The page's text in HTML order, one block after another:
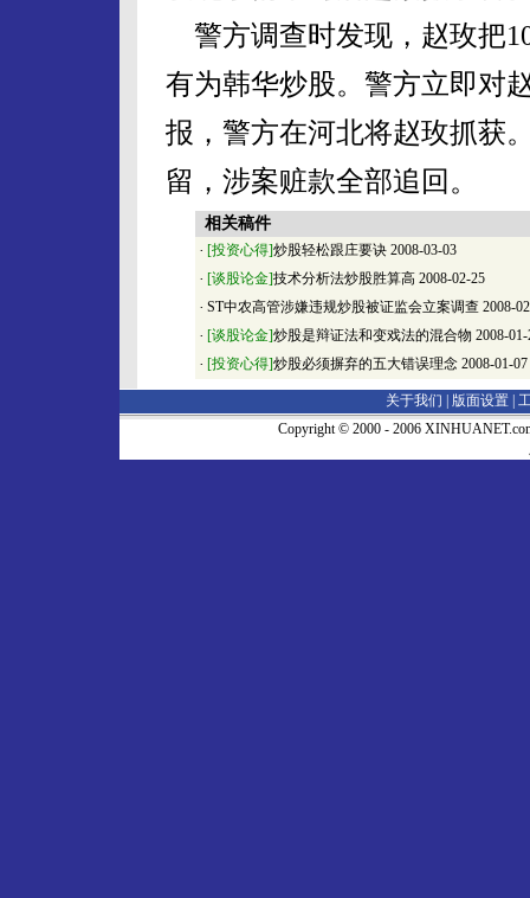
警方调查时发现，赵玫把
有为韩华炒股。警方立即对
报，警方在河北将赵玫抓获
留，涉案赃款全部追回。
相关稿件
· [投资心得]炒股轻松跟庄要诀 2008-03-03
· [谈股论金]技术分析法炒股胜算高 2008-02-25
· ST中农高管涉嫌违规炒股被证监会立案调查 2008-
· [谈股论金]炒股是辩证法和变戏法的混合物 2008-01-
· [投资心得]炒股必须摒弃的五大错误理念 2008-01-07
关于我们 | 版面设置
Copyright © 2000 - 2006